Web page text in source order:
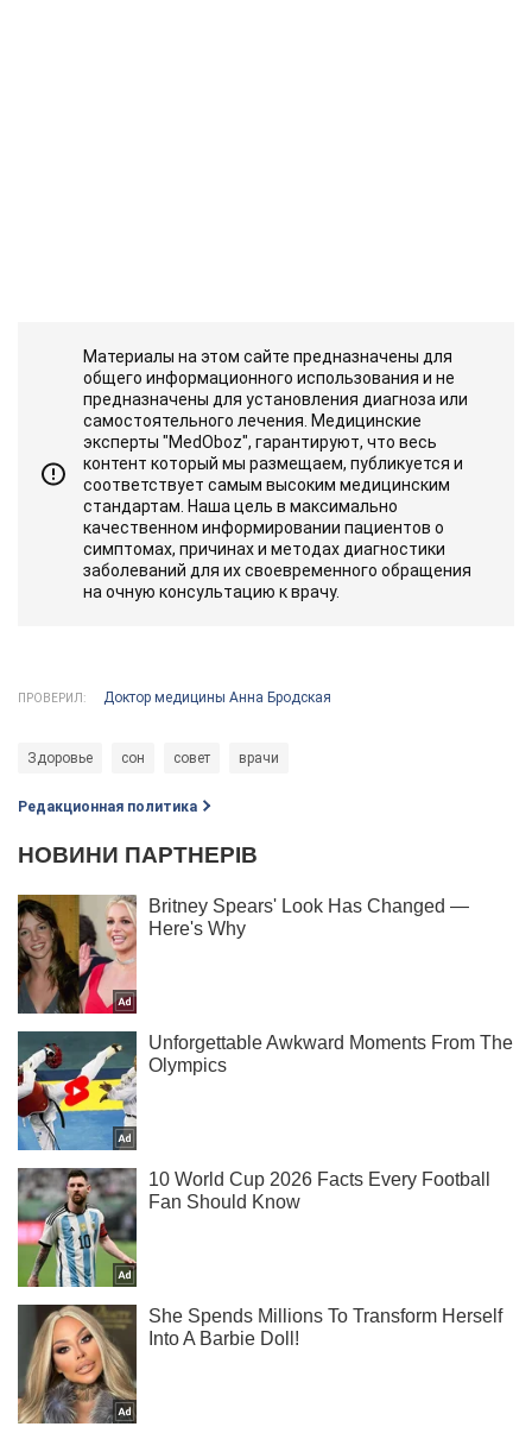
Материалы на этом сайте предназначены для
общего информационного использования и не
предназначены для установления диагноза или
самостоятельного лечения. Медицинские
эксперты "MedOboz", гарантируют, что весь
контент который мы размещаем, публикуется и
соответствует самым высоким медицинским
стандартам. Наша цель в максимально
качественном информировании пациентов о
симптомах, причинах и методах диагностики
заболеваний для их своевременного обращения
на очную консультацию к врачу.
ПРОВЕРИЛ: Доктор медицины Анна Бродская
Здоровье сон совет врачи
Редакционная политика